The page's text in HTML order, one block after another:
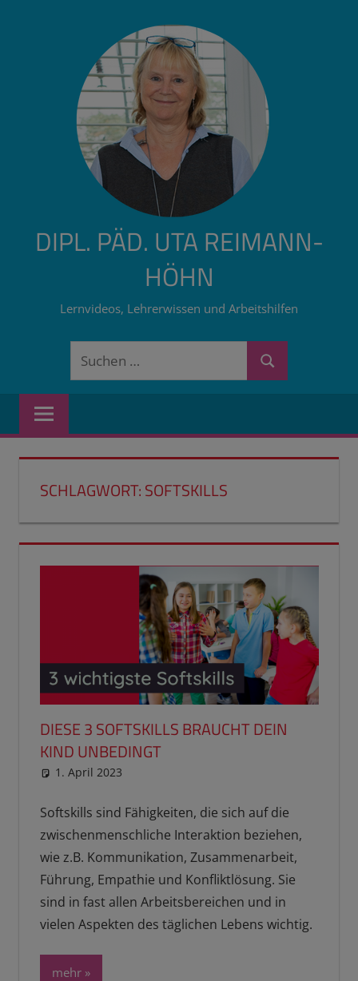
DIPL. PÄD. UTA REIMANN-
HÖHN
Lernvideos, Lehrerwissen und Arbeitshilfen
Suchen
Suchen
SCHLAGWORT:SOFTSKILLS
DIESE 3 SOFTSKILLS BRAUCHT DEIN
KIND UNBEDINGT
1. April 2023
Softskills sind Fähigkeiten, die sich auf die
zwischenmenschliche Interaktion beziehen,
wie z.B. Kommunikation, Zusammenarbeit,
Führung, Empathie und Konfliktlösung. Sie
sind in fast allen Arbeitsbereichen und in
vielen Aspekten des täglichen Lebens wichtig.
mehr